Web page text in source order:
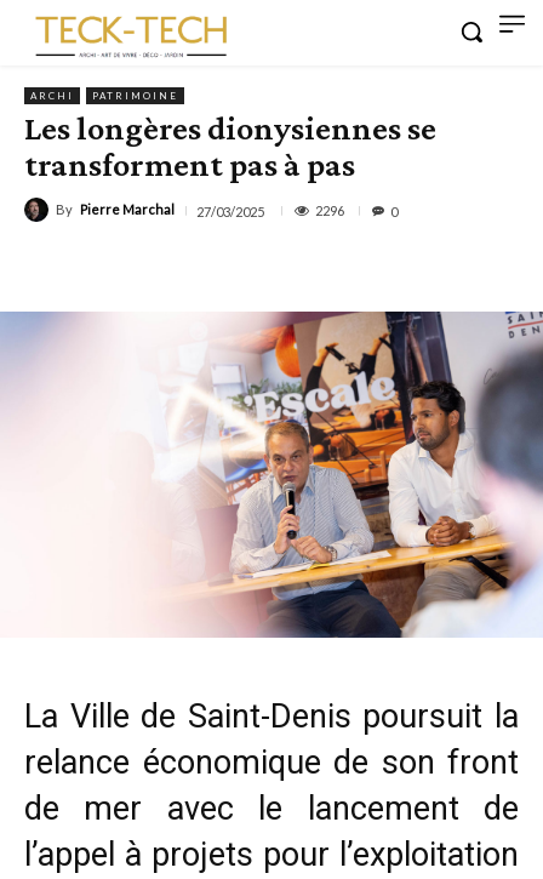
ARCHI PATRIMOINE
Les longères dionysiennes se
transforment pas à pas
By Pierre Marchal 27/03/2025 2296 0
La Ville de Saint-Denis poursuit la
relance économique de son front
de mer avec le lancement de
l’appel à projets pour l’exploitation